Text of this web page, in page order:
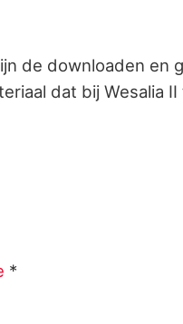
de downloaden en
dat bij Wesalia II
*